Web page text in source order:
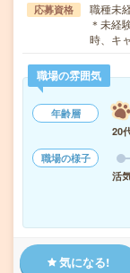
応募資格
職種未
＊未経
時、キ
職場の雰囲気
年齢層
20
職場の様子
活
気になる!